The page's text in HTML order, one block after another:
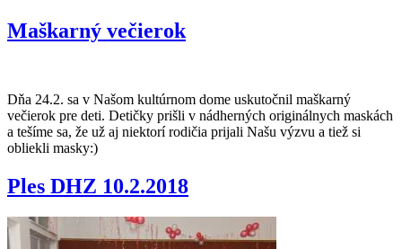
Maškarný večierok
Dňa 24.2. sa v Našom kultúrnom dome uskutočnil maškarný
večierok pre deti. Detičky prišli v nádherných originálnych maskách
a tešíme sa, že už aj niektorí rodičia prijali Našu výzvu a tiež si
obliekli masky:)
Ples DHZ 10.2.2018